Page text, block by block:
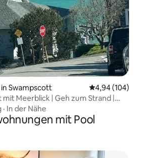
Swampscott
4,94 (104)
Meerblick | Geh zum Strand |
· In der Nähe
mit Pool